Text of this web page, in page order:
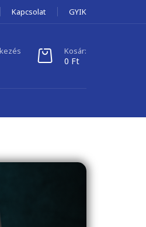
Kapcsolat GYIK
Kosár:
0 Ft